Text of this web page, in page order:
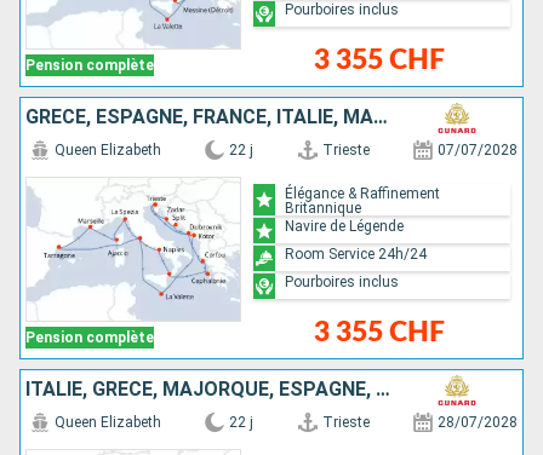
Pension complète 3 355 CHF
Pourboires inclus
GRÈCE, ESPAGNE, FRANCE, ITALIE, MALTE, MONTÉNÉGRO, CROATIE
Pension complète
Queen Elizabeth 22 j Trieste 07/07/2028
3 355 CHF
Élégance & Raffinement
Britannique
Navire de Légende
Room Service 24h/24
Pourboires inclus
ITALIE, GRÈCE, MAJORQUE, ESPAGNE, MINORQUE, FRANCE, MALTE, MONTÉNÉGRO, CROATIE
Queen Elizabeth 22 j Trieste 28/07/2028